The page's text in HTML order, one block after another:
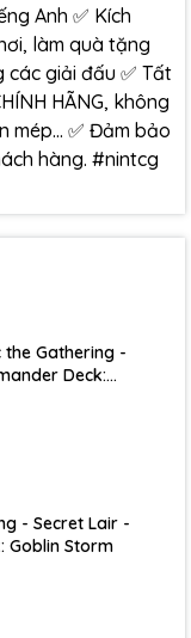
Anh ✅ Kích
làm quà tặng
các giải đấu ✅ Tất
HÃNG, không
mép… ✅ Đảm bảo
hàng. #nintcg
Gathering -
Deck:
- Secret Lair -
Goblin Storm